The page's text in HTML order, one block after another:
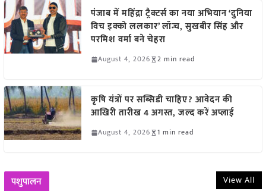
पंजाब में महिंद्रा ट्रैक्टर्स का नया अभियान ‘दुनिया
विच इक्को ललकार’ लॉन्च, सुखबीर सिंह और
परमिश वर्मा बने चेहरा
August 4, 2026 2 min read
कृषि यंत्रों पर सब्सिडी चाहिए? आवेदन की
आखिरी तारीख 4 अगस्त, जल्द करें अप्लाई
August 4, 2026 1 min read
पशुपालन View All